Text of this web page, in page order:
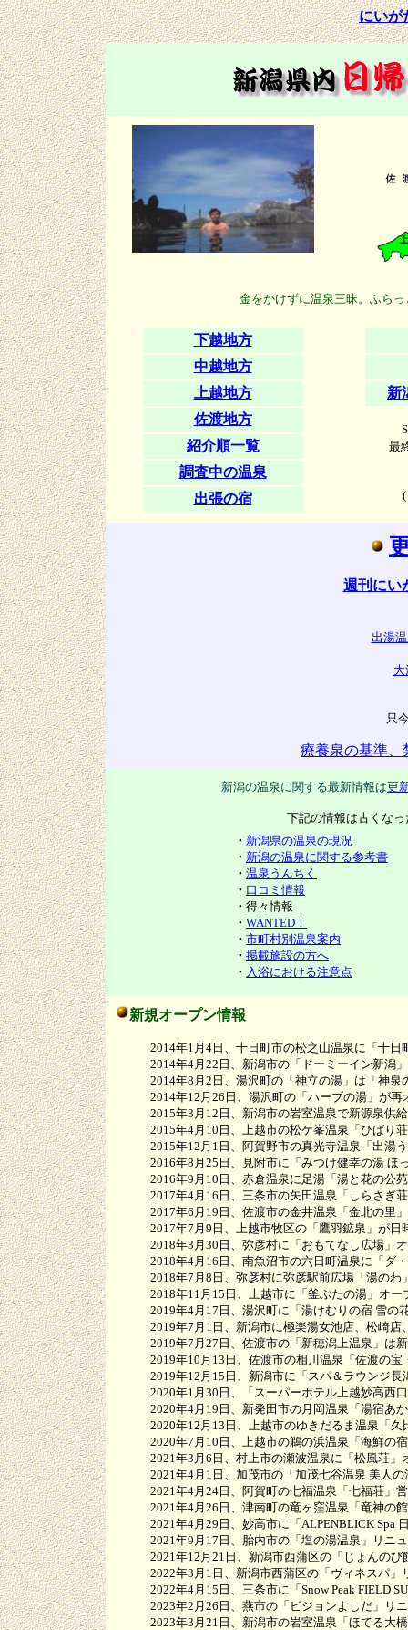
にいが
金をかけずに温泉三昧。ふら
下越地方
中越地方
上越地方
佐渡地方
紹介順一覧
調査中の温泉
出張の宿
新
最
週刊にい
出湯
只
療養泉の基準、
新潟の温泉に関する最新情報は更
下記の情報は古くな
・ 新潟県の温泉の現況
・ 新潟の温泉に関する参考書
・ 温泉うんちく
・ 口コミ情報
・ 得々情報
・ WANTED！
・ 市町村別温泉案内
・ 掲載施設の方へ
・ 入浴における注意点
新規オープン情報
2014年1月4日、十日町市の松之山温泉に「十日
2014年4月22日、新潟市の「ドーミーイン新潟」
2014年8月2日、湯沢町の「神立の湯」は「神泉
2014年12月26日、湯沢町の「ハーブの湯」が再
2015年3月12日、新潟市の岩室温泉で新源泉供
2015年4月10日、上越市の松ケ峯温泉「ひばり荘
2015年12月1日、阿賀野市の真光寺温泉「出湯う
2016年8月25日、見附市に「みつけ健幸の湯 ほ
2016年9月10日、赤倉温泉に足湯「湯と花の公苑
2017年4月16日、三条市の矢田温泉「しらさぎ荘
2017年6月19日、佐渡市の金井温泉「金北の里
2017年7月9日、上越市牧区の「鷹羽鉱泉」が日
2018年3月30日、弥彦村に「おもてなし広場」オ
2018年4月16日、南魚沼市の六日町温泉に「ダ・
2018年7月8日、弥彦村に弥彦駅前広場「湯のわ
2018年11月15日、上越市に「釜ぶたの湯」オー
2019年4月17日、湯沢町に「湯けむりの宿 雪の
2019年7月1日、新潟市に極楽湯女池店、松崎店
2019年7月27日、佐渡市の「新穂潟上温泉」は新
2019年10月13日、佐渡市の相川温泉「佐渡の宝
2019年12月15日、新潟市に「スパ＆ラウンジ長
2020年1月30日、「スーパーホテル上越妙高西口
2020年4月19日、新発田市の月岡温泉「湯宿あか
2020年12月13日、上越市のゆきだるま温泉「久
2020年7月10日、上越市の鵜の浜温泉「海鮮の宿
2021年3月6日、村上市の瀬波温泉に「松風荘」
2021年4月1日、加茂市の「加茂七谷温泉 美人の
2021年4月24日、阿賀町の七福温泉「七福荘」営
2021年4月26日、津南町の竜ヶ窪温泉「竜神の館
2021年4月29日、妙高市に「ALPENBLICK Spa 日
2021年9月17日、胎内市の「塩の湯温泉」リニュ
2021年12月21日、新潟市西蒲区の「じょんのび
2022年3月1日、新潟市西蒲区の「ヴィネスパ」
2022年4月15日、三条市に「Snow Peak FIELD
2023年2月26日、燕市の「ビジョンよしだ」リニ
2023年3月21日、新潟市の岩室温泉「ほてる大橋